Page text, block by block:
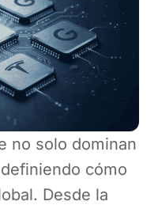
no solo dominan
cómo
Desde la